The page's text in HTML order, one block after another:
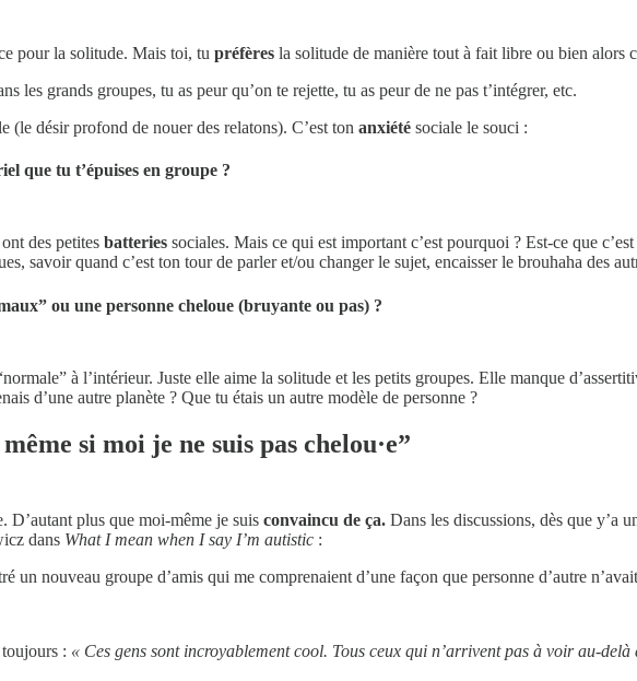
pour la solitude. Mais toi, tu préfères la solitude de manière tout à fait libre ou bien alors
les grands groupes, tu as peur qu’on te rejette, tu as peur de ne pas t’intégrer, etc.
(le désir profond de nouer des relatons). C’est ton anxiété sociale le souci :
que tu t’épuises en groupe ?
des petites batteries sociales. Mais ce qui est important c’est pourquoi ? Est-ce que
savoir quand c’est ton tour de parler et/ou changer le sujet, encaisser le brouhaha des
ou une personne cheloue (bruyante ou pas) ?
à l’intérieur. Juste elle aime la solitude et les petits groupes. Elle manque
d’une autre planète ? Que tu étais un autre modèle de personne ?
si moi je ne suis pas chelou·e”
D’autant plus que moi-même je suis convaincu de ça. Dans les discussions, dès que y’a
dans What I mean when I say I’m autistic :
un nouveau groupe d’amis qui me comprenaient d’une façon que personne d’autre
: « Ces gens sont incroyablement cool. Tous ceux qui n’arrivent pas à voir au-